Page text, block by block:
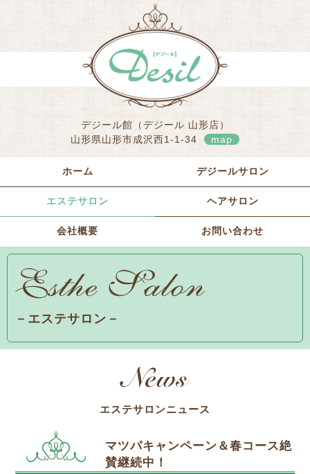
デジール館（デジール 山形店）
山形県山形市成沢西1-1-34
map
ホーム デジールサロン
エステサロン ヘアサロン
会社概要 お問い合わせ
－エステサロン－
エステサロンニュース
マツパキャンペーン＆春コース絶
賛継続中！